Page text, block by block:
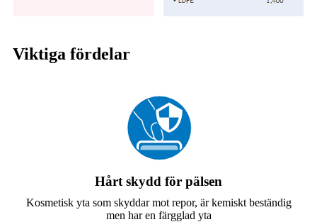
Viktiga fördelar
Hårt skydd för pälsen
Kosmetisk yta som skyddar mot repor, är kemiskt beständig
men har en färgglad yta